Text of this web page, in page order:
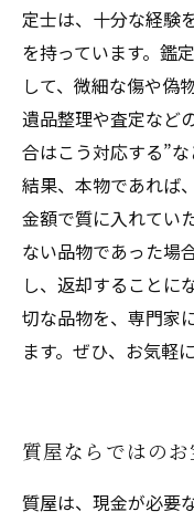
定士は、十分な経験
を持っています。鑑
して、微細な傷や偽
遺品整理や査定など
合はこう対応する”
結果、本物であれば
金額で質に入れてい
ない品物であった場
し、返却することに
切な品物を、専門家
ます。ぜひ、お気軽
質屋ならではのお
質屋は、現金が必要